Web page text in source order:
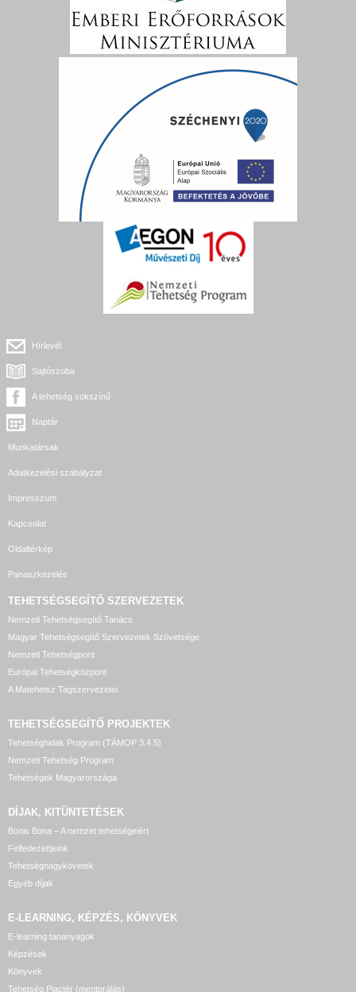
Hírlevél
Sajtószoba
A tehetség sokszínű
Naptár
Munkatársak
Adatkezelési szabályzat
Impresszum
Kapcsolat
Oldaltérkép
Panaszkezelés
TEHETSÉGSEGÍTŐ SZERVEZETEK
Nemzeti Tehetségsegítő Tanács
Magyar Tehetségsegítő Szervezetek Szövetsége
Nemzeti Tehetségpont
Európai Tehetségközpont
A Matehetsz Tagszervezetei
TEHETSÉGSEGÍTŐ PROJEKTEK
Tehetséghidak Program (TÁMOP 3.4.5)
Nemzeti Tehetség Program
Tehetségek Magyarországa
DÍJAK, KITÜNTETÉSEK
Bonis Bona – A nemzet tehetségeiért
Felfedezettjeink
Tehetségnagykövetek
Egyéb díjak
E-LEARNING, KÉPZÉS, KÖNYVEK
E-learning tananyagok
Képzések
Könyvek
Tehetség Piactér (mentorálás)